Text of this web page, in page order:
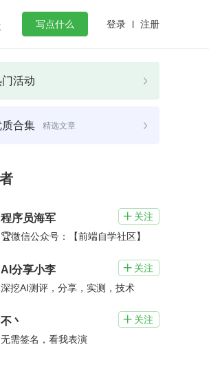
写点什么 登录 注册
活动
质合集 精选文章
程序员海军  关注
🏆微信公众号：【前端自学社区】
AI分享小李  关注
深挖AI测评，分享，实测，技术
不丶  关注
无需签名，看我表演